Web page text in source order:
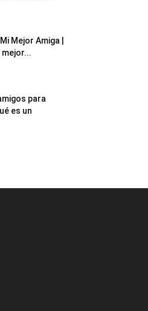
Mejor Amiga |
mejor...
para
es un